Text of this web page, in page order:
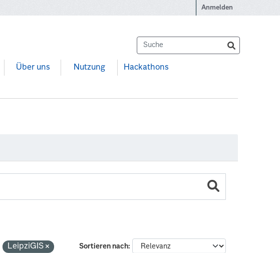
Anmelden
Über uns Nutzung Hackathons
Sortieren nach
LeipziGIS